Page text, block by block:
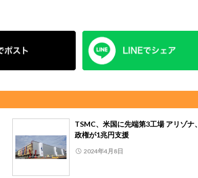
TSMC、米国に先端第3工場 アリゾナ、
政権が1兆円支援
2024年4月8日